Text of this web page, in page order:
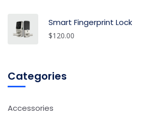
Smart Fingerprint Lock
$120.00
Categories
Accessories